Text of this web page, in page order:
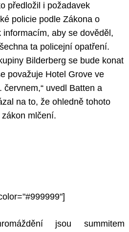
předložil i požadavek
policie podle Zákona o
aby se dověděl,
ta policejní opatření.
Bilderberg se bude konat
považuje Hotel Grove ve
červnem,“ uvedl Batten a
na to, že ohledně tohoto
mlčení.
jsou summitem